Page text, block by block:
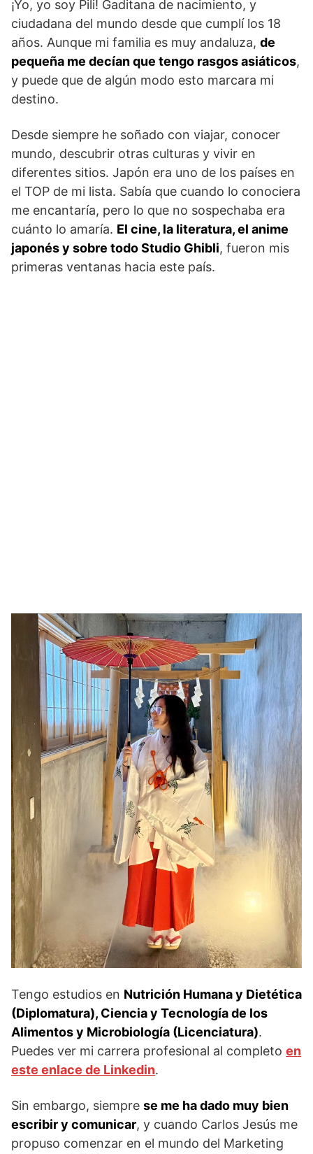
¡Yo, yo soy Pili! Gaditana de nacimiento, y
ciudadana del mundo desde que cumplí los 18
años. Aunque mi familia es muy andaluza, de
pequeña me decían que tengo rasgos asiáticos,
y puede que de algún modo esto marcara mi
destino.
Desde siempre he soñado con viajar, conocer
mundo, descubrir otras culturas y vivir en
diferentes sitios. Japón era uno de los países en
el TOP de mi lista. Sabía que cuando lo conociera
me encantaría, pero lo que no sospechaba era
cuánto lo amaría. El cine, la literatura, el anime
japonés y sobre todo Studio Ghibli, fueron mis
primeras ventanas hacia este país.
Tengo estudios en Nutrición Humana y Dietética
(Diplomatura), Ciencia y Tecnología de los
Alimentos y Microbiología (Licenciatura).
Puedes ver mi carrera profesional al completo en
este enlace de Linkedin.
Sin embargo, siempre se me ha dado muy bien
escribir y comunicar, y cuando Carlos Jesús me
propuso comenzar en el mundo del Marketing